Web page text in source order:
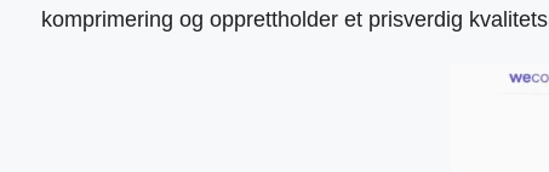
komprimering og opprettholder et prisverdig